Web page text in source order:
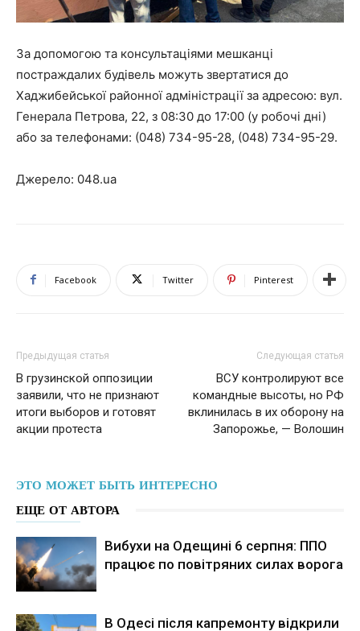
За допомогою та консультаціями мешканці
постраждалих будівель можуть звертатися до
Хаджибейської районної адміністрації за адресою: вул.
Генерала Петрова, 22, з 08:30 до 17:00 (у робочі дні)
або за телефонами: (048) 734-95-28, (048) 734-95-29.
Джерело: 048.ua
Facebook Twitter Pinterest
Предыдущая статья
В грузинской оппозиции
заявили, что не признают
итоги выборов и готовят
акции протеста
Следующая статья
ВСУ контролируют все
командные высоты, но РФ
вклинилась в их оборону на
Запорожье, — Волошин
ЭТО МОЖЕТ БЫТЬ ИНТЕРЕСНО
ЕЩЕ ОТ АВТОРА
Вибухи на Одещині 6 серпня: ППО
працює по повітряних силах ворога
В Одесі після капремонту відкрили